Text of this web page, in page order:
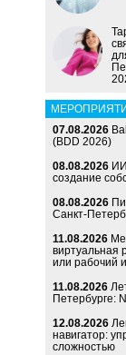
07.08.2026
(BDD 2026)
08.08.2026
создание
08.08.2026
Санкт-
11.08.2026
виртуальная
или рабочий
11.08.2026
Петербурге:
12.08.2026
навигатор:
сложностью